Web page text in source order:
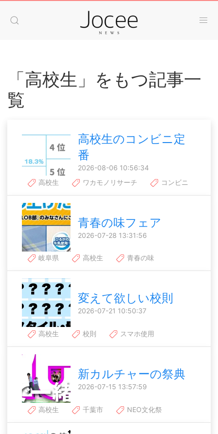
「高校生」をもつ記事一
覧
高校生のコンビニ定
番
2026-08-06 10:56:34
高校生
ワカモノリサーチ コンビニ
青春の味フェア
2026-07-28 13:31:56
岐阜県 高校生 青春の味
変えて欲しい校則
2026-07-21 10:50:37
高校生 校則 スマホ使用
新カルチャーの祭典
2026-07-15 13:57:59
高校生 千葉市 NEO文化祭